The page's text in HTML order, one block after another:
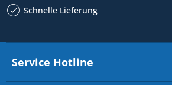
Schnelle Lieferung
Service Hotline